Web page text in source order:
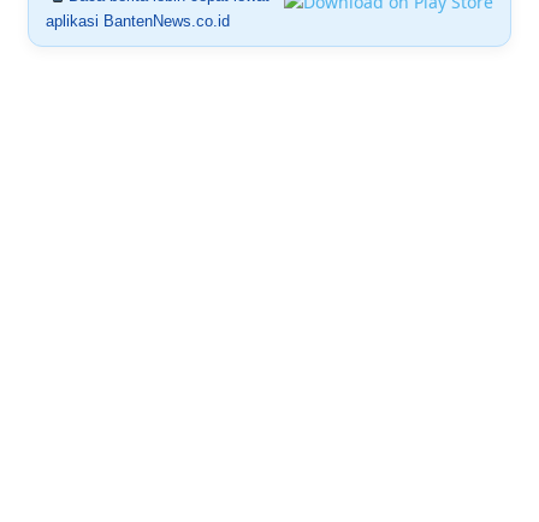
aplikasi BantenNews.co.id